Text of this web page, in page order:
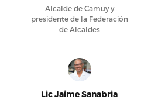
Alcalde de Camuy y
presidente de la Federación
de Alcaldes
Lic Jaime Sanabria